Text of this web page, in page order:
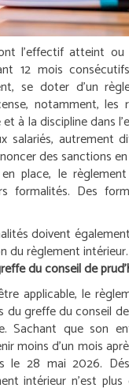
l’effectif atteint
12 mois
se doter d’un
notamment, les
à la discipline dans
salariés, autrement
des sanctions
place, le
formalités. Des
doivent
du règlement intérieur.
du conseil de
applicable, le
du greffe du conseil
Sachant que son
moins d’un mois
le 28 mai 2026.
intérieur n’est